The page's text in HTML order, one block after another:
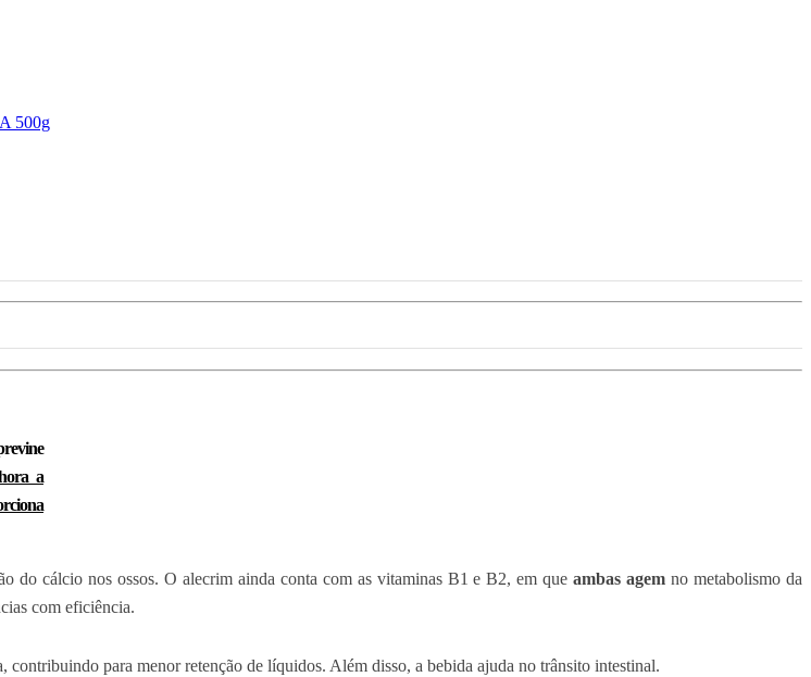
a
do cálcio nos ossos. O alecrim ainda conta com as vitaminas B1 e B2, em queambas agem no metabolismo da
com eficiência.
contribuindo para menor retenção de líquidos. Além disso, a bebida ajuda no trânsito intestinal.